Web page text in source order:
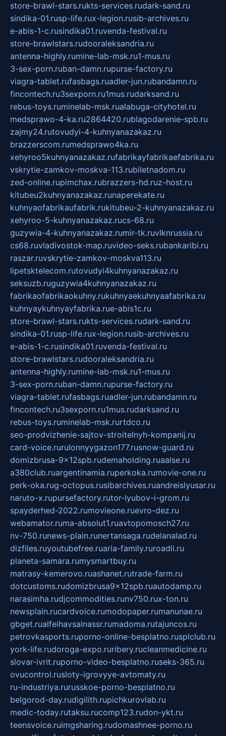
store-brawl-stars.rukts-services.rudark-sand.ru
sindika-01.rusp-life.rux-legion.rusib-archives.ru
e-abis-1-c.rusindika01.ruvenda-festival.ru
store-brawlstars.rudooraleksandria.ru
antenna-highly.rumine-lab-msk.ru1-mus.ru
3-sex-porn.ruban-damn.rupurse-factory.ru
viagra-tablet.rufasbags.ruadler-jun.rubandamn.ru
fincontech.ru3sexporn.ru1mus.rudarksand.ru
rebus-toys.ruminelab-msk.rualabuga-cityhotel.ru
medsprawo-4-ka.ru2864420.rublagodarenie-spb.ru
zajmy24.rutovudyi-4-kuhnyanazakaz.ru
brazzerscom.rumedsprawo4ka.ru
xehyroo5kuhnyanazakaz.rufabrikayfabrikaefabrika.ru
vskrytie-zamkov-moskva-113.rubiletnadom.ru
zed-online.rupimchax.rubrazzers-hd.ruz-host.ru
kitubeu2kuhnyanazakaz.runaperekate.ru
kuhnyaofabrikaufabrik.rukitubeu-2-kuhnyanazakaz.ru
xehyroo-5-kuhnyanazakaz.rucs-68.ru
guzywia-4-kuhnyanazakaz.rumir-tk.ruvlknrussia.ru
cs68.ruvladivostok-map.ruvideo-seks.rubankaribi.ru
raszar.ruvskrytie-zamkov-moskva113.ru
lipetsktelecom.rutovudyi4kuhnyanazakaz.ru
seksuzb.ruguzywia4kuhnyanazakaz.ru
fabrikaofabrikaokuhny.rukuhnyaekuhnyaafabrika.ru
kuhnyaykuhnyayfabrika.rue-abis1c.ru
store-brawl-stars.rukts-services.rudark-sand.ru
sindika-01.rusp-life.rux-legion.rusib-archives.ru
e-abis-1-c.rusindika01.ruvenda-festival.ru
store-brawlstars.rudooraleksandria.ru
antenna-highly.rumine-lab-msk.ru1-mus.ru
3-sex-porn.ruban-damn.rupurse-factory.ru
viagra-tablet.rufasbags.ruadler-jun.rubandamn.ru
fincontech.ru3sexporn.ru1mus.rudarksand.ru
rebus-toys.ruminelab-msk.rurtdco.ru
seo-prodvizhenie-sajtov-stroitelnyh-kompanij.ru
card-voice.rurulonnyygazon177.rusnow-guard.ru
domizbrusa-9x12spb.rudemaholding.ruaalse.ru
a380club.ruargentinamia.ruperkoka.rumovie-one.ru
perk-oka.rug-octopus.rusibarchives.ruandreislyusar.ru
naruto-x.rupursefactory.rutor-lyubov-i-grom.ru
spayderhed-2022.rumovieone.ruevro-dez.ru
webamator.ruma-absolut1.ruavtopomosch27.ru
nv-750.runews-plain.runertansaga.rudelanalad.ru
dizfiles.ruyoutubefree.ruaria-family.ruroadli.ru
planeta-samara.rumysmartbuy.ru
matrasy-kemerovo.ruashanet.rutrade-farm.ru
dotcustoms.rudomizbrusa9x12spb.ruautodamp.ru
narasimha.rudjcommodities.runv750.rux-ton.ru
newsplain.rucardvoice.rumodopaper.rumanunae.ru
gbget.rualfeihavsalnassr.rumadoma.rutajuncos.ru
petrovkasports.ruporno-online-besplatno.rusplclub.ru
york-life.rudoroga-expo.ruribery.rucleanmedicine.ru
slovar-ivrit.ruporno-video-besplatno.ruseks-365.ru
ovucontrol.rusloty-igrovyye-avtomaty.ru
ru-industriya.rurusskoe-porno-besplatno.ru
belgorod-day.rudigilith.rupichkurovlab.ru
medic-today.rutaksu.rucomp123.rudon-ykt.ru
teensvoice.ruimgsharing.rudomashnee-porno.ru